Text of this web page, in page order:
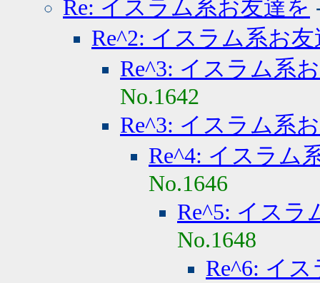
Re: イスラム系お友達を
Re^2: イスラム系お
Re^3: イスラム系
No.1642
Re^3: イスラム系
Re^4: イスラム
No.1646
Re^5: イスラ
No.1648
Re^6: イ